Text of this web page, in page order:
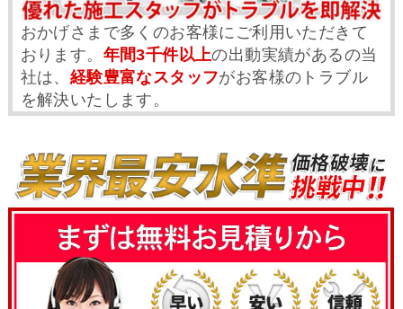
おかげさまで多くのお客様にご利用いただきて
おります。 年間3千件以上の出動実績があるの当
社は、 経験豊富なスタッフがお客様のトラブル
を解決いたします。